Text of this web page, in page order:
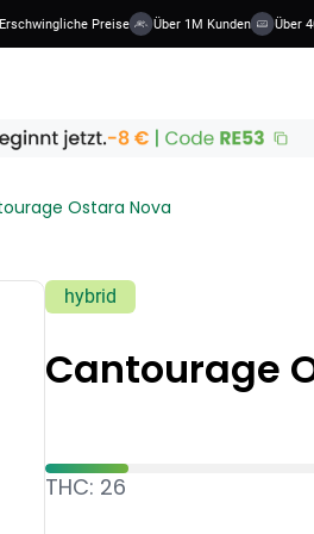
Preise Über 1M Kunden Über
Ostara Nova
hybrid
Cantourage
THC: 26